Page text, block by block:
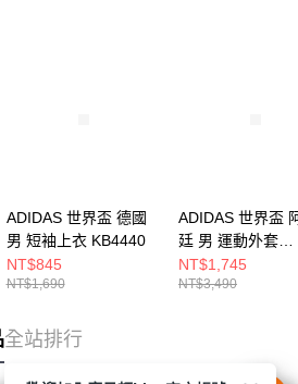
ADIDAS 世界盃 德國
男 短袖上衣 KB4440
NT$845
NT$1,690
ADIDAS 世界盃
廷 男 運動外套
JZ6305
NT$1,745
NT$3,490
全站排行